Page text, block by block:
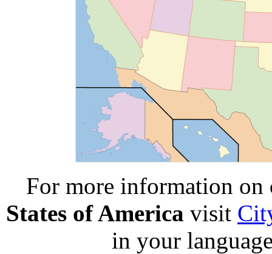
For more information on
States of America visit
in your